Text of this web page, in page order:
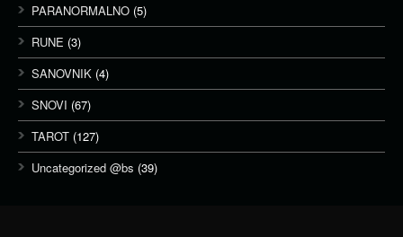
PARANORMALNO (5)
RUNE (3)
SANOVNIK (4)
SNOVI (67)
TAROT (127)
Uncategorized @bs (39)